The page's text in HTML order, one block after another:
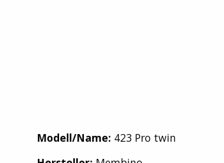
Modell/Name: 423 Pro twin